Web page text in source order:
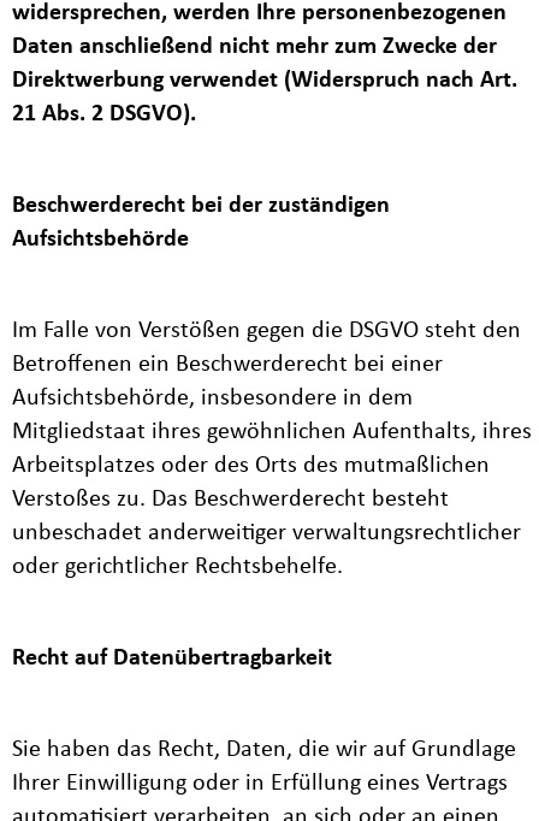
widersprechen, werden Ihre personenbezogenen
Daten anschließend nicht mehr zum Zwecke der
Direktwerbung verwendet (Widerspruch nach Art.
21 Abs. 2 DSGVO).
Beschwerderecht bei der zuständigen
Aufsichtsbehörde
Im Falle von Verstößen gegen die DSGVO steht den
Betroffenen ein Beschwerderecht bei einer
Aufsichtsbehörde, insbesondere in dem
Mitgliedstaat ihres gewöhnlichen Aufenthalts, ihres
Arbeitsplatzes oder des Orts des mutmaßlichen
Verstoßes zu. Das Beschwerderecht besteht
unbeschadet anderweitiger verwaltungsrechtlicher
oder gerichtlicher Rechtsbehelfe.
Recht auf Datenübertragbarkeit
Sie haben das Recht, Daten, die wir auf Grundlage
Ihrer Einwilligung oder in Erfüllung eines Vertrags